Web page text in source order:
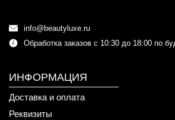
info@beautyluxe.ru
Обработка заказов с 10:30 до 18:00 по
ИНФОРМАЦИЯ
Доставка и оплата
Реквизиты